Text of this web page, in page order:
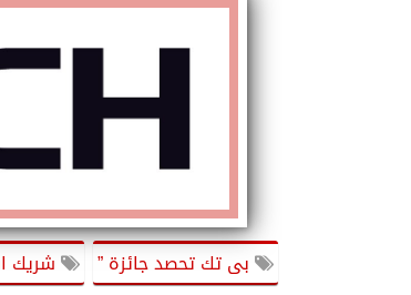
بى تك تحصد جائزة ” شريك